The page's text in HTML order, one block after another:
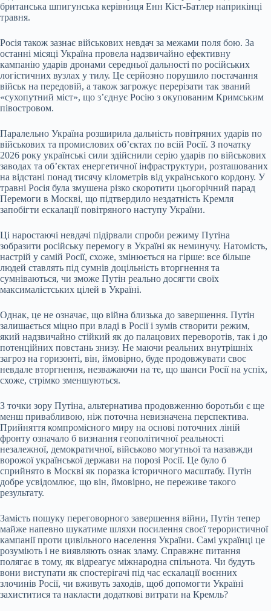
британська шпигунська керівниця Енн Кіст-Батлер наприкінці
травня.
Росія також зазнає військових невдач за межами поля бою. За
останні місяці Україна провела надзвичайно ефективну
кампанію ударів дронами середньої дальності по російських
логістичних вузлах у тилу. Це серйозно порушило постачання
військ на передовій, а також загрожує перерізати так званий
«сухопутний міст», що з’єднує Росію з окупованим Кримським
півостровом.
Паралельно Україна розширила дальність повітряних ударів по
військових та промислових об’єктах по всій Росії. З початку
2026 року українські сили здійснили серію ударів по військових
заводах та об’єктах енергетичної інфраструктури, розташованих
на відстані понад тисячу кілометрів від українського кордону. У
травні Росія була змушена різко скоротити цьогорічний парад
Перемоги в Москві, що підтвердило нездатність Кремля
запобігти ескалації повітряного наступу України.
Ці наростаючі невдачі підірвали спроби режиму Путіна
зобразити російську перемогу в Україні як неминучу. Натомість,
настрій у самій Росії, схоже, змінюється на гірше: все більше
людей ставлять під сумнів доцільність вторгнення та
сумніваються, чи зможе Путін реально досягти своїх
максималістських цілей в Україні.
Однак, це не означає, що війна близька до завершення. Путін
залишається міцно при владі в Росії і зумів створити режим,
який надзвичайно стійкий як до палацових переворотів, так і до
потенційних повстань знизу. Не маючи реальних внутрішніх
загроз на горизонті, він, ймовірно, буде продовжувати своє
невдале вторгнення, незважаючи на те, що шанси Росії на успіх,
схоже, стрімко зменшуються.
З точки зору Путіна, альтернатива продовженню боротьби є ще
менш привабливою, ніж поточна невизначена перспектива.
Прийняття компромісного миру на основі поточних ліній
фронту означало б визнання геополітичної реальності
незалежної, демократичної, військово могутньої та назавжди
ворожої української держави на порозі Росії. Це було б
сприйнято в Москві як поразка історичного масштабу. Путін
добре усвідомлює, що він, ймовірно, не переживе такого
результату.
Замість пошуку переговорного завершення війни, Путін тепер
майже напевно шукатиме шляхи посилення своєї терористичної
кампанії проти цивільного населення України. Самі українці це
розуміють і не виявляють ознак зламу. Справжнє питання
полягає в тому, як відреагує міжнародна спільнота. Чи будуть
вони виступати як спостерігачі під час ескалації воєнних
злочинів Росії, чи вживуть заходів, щоб допомогти Україні
захиститися та накласти додаткові витрати на Кремль?